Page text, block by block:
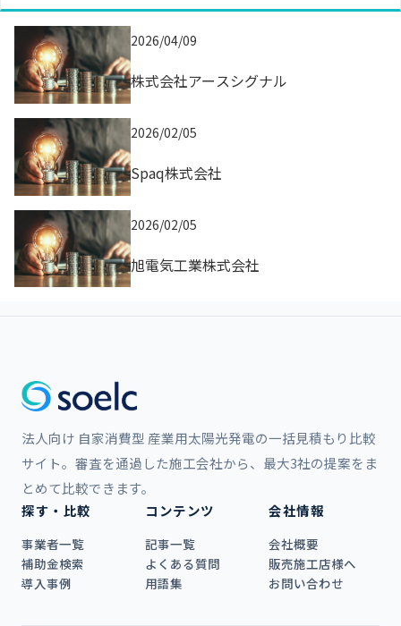
2026/04/09
株式会社アースシグナル
2026/02/05
Spaq株式会社
2026/02/05
旭電気工業株式会社
法人向け 自家消費型 産業用太陽光発電の一括見積もり比較
サイト。審査を通過した施工会社から、最大3社の提案をま
とめて比較できます。
探す・比較
事業者一覧
補助金検索
導入事例
コンテンツ
記事一覧
よくある質問
用語集
会社情報
会社概要
販売施工店様へ
お問い合わせ